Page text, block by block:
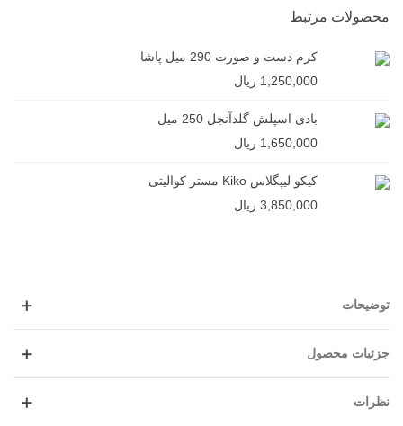
محصولات مرتبط
کرم دست و صورت 290 میل پاشا
1,250,000 ریال
بادی اسپلش گلدآنجل 250 میل
1,650,000 ریال
کیکو لیپگلاس Kiko مستر کوالیتی
3,850,000 ریال
توضیحات
جزئیات محصول
نظرات